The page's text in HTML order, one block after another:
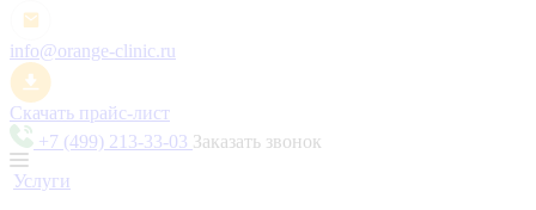
info@orange-clinic.ru
Скачать прайс-лист
+7 (499) 213-33-03 Заказать звонок
Услуги